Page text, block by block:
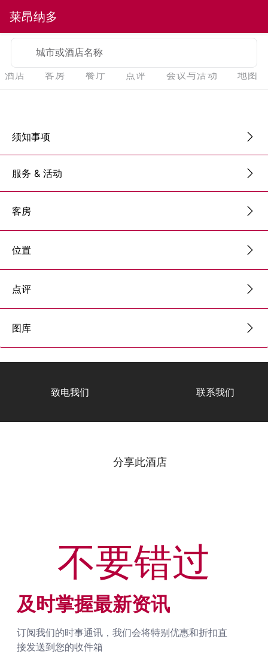
莱昂纳多
城市或酒店名称
酒店 客房 餐厅 点评 会议与活动 地图
须知事项
服务 & 活动
客房
位置
点评
图库
致电我们 联系我们
分享此酒店
及时掌握最新资讯
订阅我们的时事通讯，我们会将特别优惠和折扣直
接发送到您的收件箱
不要错过